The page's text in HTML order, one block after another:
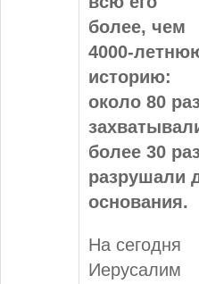
более, чем
4000-
историю:
около 80
более 30
разрушали
основания.
На сегодня
Иерусалим